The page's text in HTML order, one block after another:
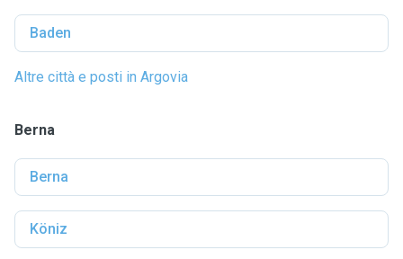
Baden
Altre città e posti in Argovia
Berna
Berna
Köniz